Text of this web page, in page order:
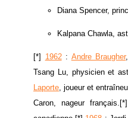
Diana Spencer,
Kalpana Chawla,
[*] 1962: Andre Braugher
Tsang Lu, physicien et
Laporte, joueur et
Caron, nageur français.[*]